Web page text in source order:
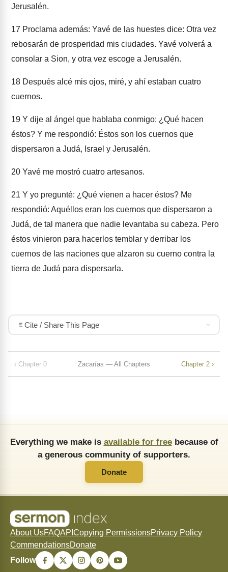
Jerusalén.
17 Proclama además: Yavé de las huestes dice: Otra vez
rebosarán de prosperidad mis ciudades. Yavé volverá a
consolar a Sion, y otra vez escoge a Jerusalén.
18 Después alcé mis ojos, miré, y ahí estaban cuatro
cuernos.
19 Y dije al ángel que hablaba conmigo: ¿Qué hacen
éstos? Y me respondió: Éstos son los cuernos que
dispersaron a Judá, Israel y Jerusalén.
20 Yavé me mostró cuatro artesanos.
21 Y yo pregunté: ¿Qué vienen a hacer éstos? Me
respondió: Aquéllos eran los cuernos que dispersaron a
Judá, de tal manera que nadie levantaba su cabeza. Pero
éstos vinieron para hacerlos temblar y derribar los
cuernos de las naciones que alzaron su cuerno contra la
tierra de Judá para dispersarla.
Cite / Share This Page
‹ Chapter 0 Zacarías — All Chapters Chapter 2 ›
Everything we make is available for freebecause of
a generous community of supporters.
Donate
About UsFAQAPI Copying PermissionsPrivacy Policy
CommendationsDonate
Follow